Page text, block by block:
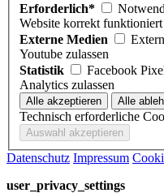
Erforderlich*
Website korrekt funktioniert
Externe Medien
Youtube zulassen
Statistik
Facebook
Analytics zulassen
Technisch erforderliche
Datenschutz Impressum
user_privacy_settings